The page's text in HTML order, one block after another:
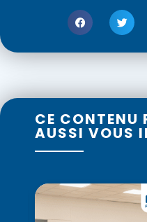
CE CONTENU
AUSSI VOUS